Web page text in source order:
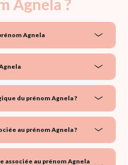
Agnela ?
Agnela
du prénom Agnela ?
au prénom Agnela ?
associée au prénom Agnela